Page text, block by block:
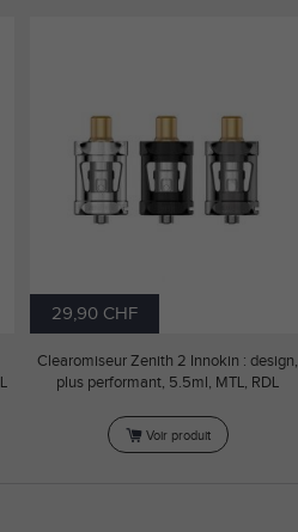
29,90 CHF
Clearomiseur Zenith 2 Innokin : design,
plus performant, 5.5ml, MTL, RDL
Voir produit